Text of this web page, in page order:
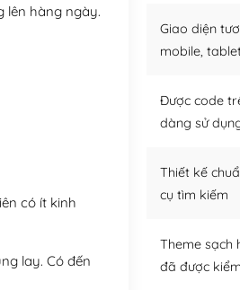
lên hàng ngày.
có ít kinh
lay. Có đến
Giao diện
mobile,
Được code
dàng sử
Thiết kế
cụ tìm kiếm
Theme sạch
đã được